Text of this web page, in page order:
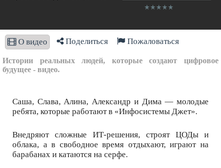
О видео Поделиться Пожаловаться
Истории реальных людей, которые создают цифровое
будущее - видео.
Саша, Слава, Алина, Александр и Дима — молодые
ребята, которые работают в «Инфосистемы Джет».
Внедряют сложные ИТ-решения, строят ЦОДы и
облака, а в свободное время отдыхают, играют на
барабанах и катаются на серфе.